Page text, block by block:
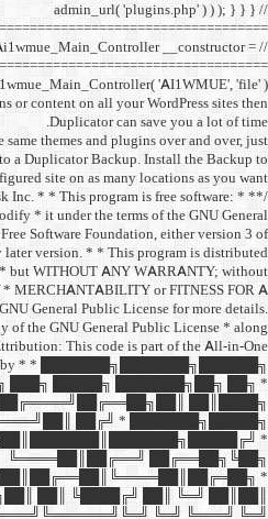
// = All app initialization is
$main_controller
If you install the same
Instead of manually
configure one site and
create a
/** * Copyright (C) 2014-
you can redistribute it
Public License as published
the License, or * (at your
in the hope that it will
even the implied
PARTICULAR PURPOSE.
* * You should have
with this program. If not,
WP Migration plugin,
██╗
██████╔╝██║
██║███████║██║ ██╗